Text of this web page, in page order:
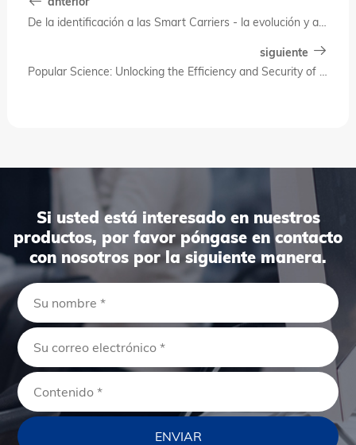
De la identificación a las Smart Carriers - la evolución y aplicación de las tarjetas de membresía VIP del Hotel
siguiente
Popular Science: Unlocking the Efficiency and Security of Hotel Smart Room Cards (en inglés)
Si usted está interesado en nuestros
productos, por favor póngase en contacto
con nosotros por la siguiente manera.